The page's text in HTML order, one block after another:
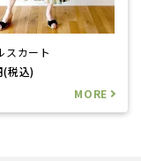
スカート
税込)